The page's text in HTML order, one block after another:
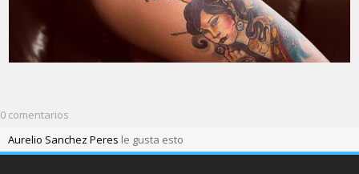
0 comentarios
Aurelio Sanchez Peres le gusta esto